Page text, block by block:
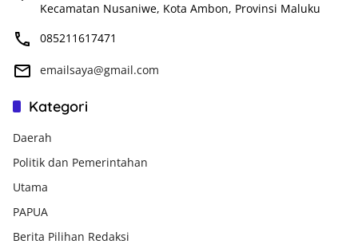
Kecamatan Nusaniwe, Kota Ambon, Provinsi Maluku
085211617471
emailsaya@gmail.com
Kategori
Daerah
Politik dan Pemerintahan
Utama
PAPUA
Berita Pilihan Redaksi